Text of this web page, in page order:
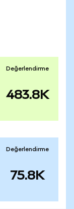
Değerlendirme
483.8K
Değerlendirme
75.8K